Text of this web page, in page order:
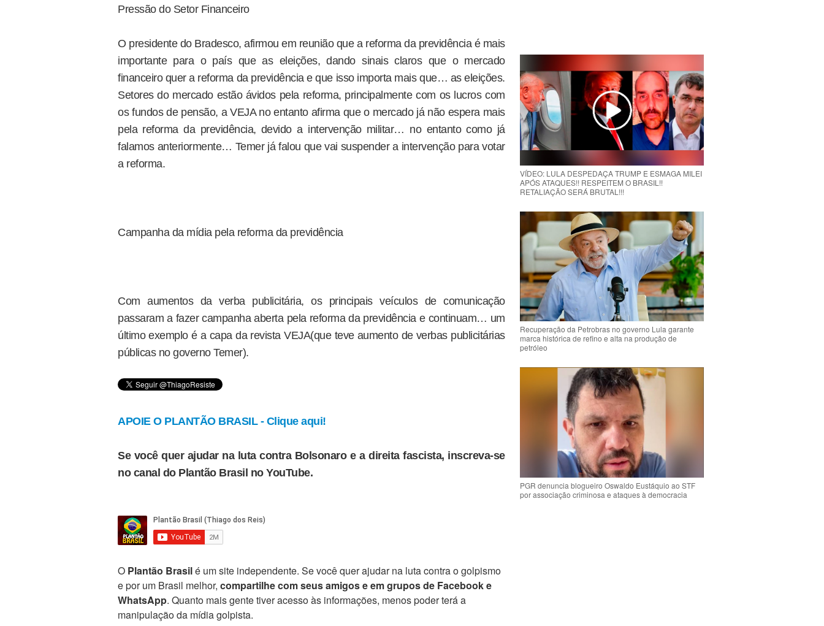
Pressão do Setor Financeiro
O presidente do Bradesco, afirmou em reunião que a reforma da previdência é mais
importante para o país que as eleições, dando sinais claros que o mercado
financeiro quer a reforma da previdência e que isso importa mais que… as eleições.
Setores do mercado estão ávidos pela reforma, principalmente com os lucros com
os fundos de pensão, a VEJA no entanto afirma que o mercado já não espera mais
pela reforma da previdência, devido a intervenção militar… no entanto como já
falamos anteriormente… Temer já falou que vai suspender a intervenção para votar
a reforma.
Campanha da mídia pela reforma da previdência
Com aumentos da verba publicitária, os principais veículos de comunicação
passaram a fazer campanha aberta pela reforma da previdência e continuam… um
último exemplo é a capa da revista VEJA(que teve aumento de verbas publicitárias
públicas no governo Temer).
APOIE O PLANTÃO BRASIL - Clique aqui!
Se você quer ajudar na luta contra Bolsonaro e a direita fascista, inscreva-se
no canal do Plantão Brasil no YouTube.
O Plantão Brasilé um site independente. Se você quer ajudar na luta contra o golpismo
e por um Brasil melhor, compartilhe com seus amigos e em grupos de Facebook e
WhatsApp. Quanto mais gente tiver acesso às informações, menos poder terá a
manipulação da mídia golpista.
VÍDEO: LULA DESPEDAÇA TRUMP E ESMAGA MILEI
APÓS ATAQUES!! RESPEITEM O BRASIL!!
RETALIAÇÃO SERÁ BRUTAL!!!
Recuperação da Petrobras no governo Lula garante
marca histórica de refino e alta na produção de
petróleo
PGR denuncia blogueiro Oswaldo Eustáquio ao STF
por associação criminosa e ataques à democracia